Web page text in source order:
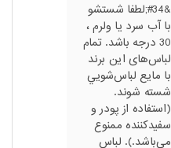
&#34;لطفا شستشو
با آب سرد يا ولرم ،
30 درجه باشد. تمام
لباس‌های این برند
با مايع لباس‌شويي
شسته شوند.
(استفاده از پودر و
سفیدکننده ممنوع
مي‌باشد.). لباس